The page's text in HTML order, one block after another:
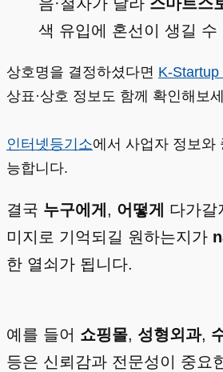
색 유입에 혼선이 생길 수
상호명을 결정하셨다면 K-Startup
상표·상호 정보도 함께 확인해보
인터넷등기소에서 사업자 정보와
능합니다.
결국 누구에게 , 어떻게
다가갈
미지로 기억되길 원하는지가
한 열쇠가 됩니다.
예를 들어 쇼핑몰, 성형외과,
등은 신뢰감과 전문성이 중요